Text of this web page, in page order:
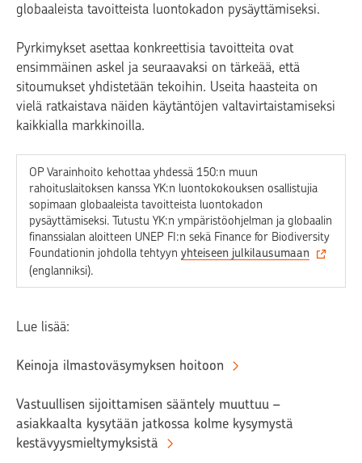
globaaleista tavoitteista luontokadon pysäyttämiseksi.
Pyrkimykset asettaa konkreettisia tavoitteita ovat
ensimmäinen askel ja seuraavaksi on tärkeää, että
sitoumukset yhdistetään tekoihin. Useita haasteita on
vielä ratkaistava näiden käytäntöjen valtavirtaistamiseksi
kaikkialla markkinoilla.
OP Varainhoito kehottaa yhdessä 150:n muun
rahoituslaitoksen kanssa YK:n luontokokouksen osallistujia
sopimaan globaaleista tavoitteista luontokadon
pysäyttämiseksi. Tutustu YK:n ympäristöohjelman ja globaalin
finanssialan aloitteen UNEP FI:n sekä Finance for Biodiversity
Foundationin johdolla tehtyyn yhteiseen julkilausumaan
(englanniksi).
Lue lisää:
Keinoja ilmastoväsymyksen hoitoon
Vastuullisen sijoittamisen sääntely muuttuu –
asiakkaalta kysytään jatkossa kolme kysymystä
kestävyysmieltymyksistä